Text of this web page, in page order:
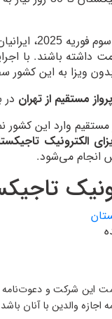
: طبق اعلام سفارت
سفر کنند و در بازهٔ 90 روزه تا مدت
ویزا به این کشور
پرواز مستقیم از تهران
مستقیم وارد این
الکترونیک
انجام می‌شود.
این شرکت و دعوت‌نامه